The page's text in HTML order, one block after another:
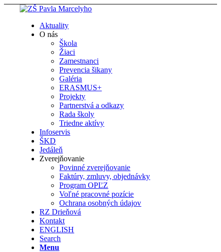
Aktuality
O nás
Škola
Žiaci
Zamestnanci
Prevencia šikany
Galéria
ERASMUS+
Projekty
Partnerstvá a odkazy
Rada školy
Triedne aktívy
Infoservis
ŠKD
Jedáleň
Zverejňovanie
Povinné zverejňovanie
Faktúry, zmluvy, objednávky
Program OPĽZ
Voľné pracovné pozície
Ochrana osobných údajov
RZ Drieňová
Kontakt
ENGLISH
Search
Menu